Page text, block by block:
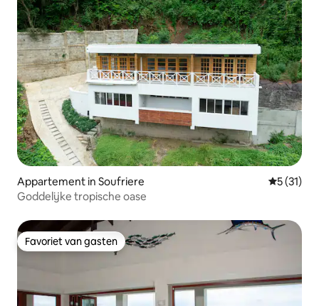
Appartement in Soufriere
5 (31)
Goddelijke tropische oase
Favoriet van gasten
Favoriet van gasten